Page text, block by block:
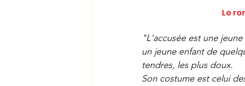
Le
"L'accusée est une
un jeune enfant de
tendres, les plus doux.
Son costume est celui